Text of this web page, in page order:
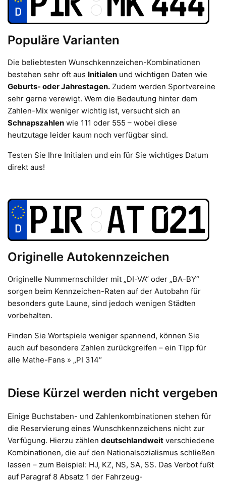
Populäre Varianten
Die beliebtesten Wunschkennzeichen-Kombinationen
bestehen sehr oft aus Initialen und wichtigen Daten wie
Geburts- oder Jahrestagen. Zudem werden Sportvereine
sehr gerne verewigt. Wem die Bedeutung hinter dem
Zahlen-Mix weniger wichtig ist, versucht sich an
Schnapszahlen wie 111 oder 555 – wobei diese
heutzutage leider kaum noch verfügbar sind.
Testen Sie Ihre Initialen und ein für Sie wichtiges Datum
direkt aus!
Originelle Autokennzeichen
Originelle Nummernschilder mit „DI-VA“ oder „BA-BY“
sorgen beim Kennzeichen-Raten auf der Autobahn für
besonders gute Laune, sind jedoch wenigen Städten
vorbehalten.
Finden Sie Wortspiele weniger spannend, können Sie
auch auf besondere Zahlen zurückgreifen – ein Tipp für
alle Mathe-Fans » „PI 314“
Diese Kürzel werden nicht vergeben
Einige Buchstaben- und Zahlenkombinationen stehen für
die Reservierung eines Wunschkennzeichens nicht zur
Verfügung. Hierzu zählen deutschlandweit verschiedene
Kombinationen, die auf den Nationalsozialismus schließen
lassen – zum Beispiel: HJ, KZ, NS, SA, SS. Das Verbot fußt
auf Paragraf 8 Absatz 1 der Fahrzeug-